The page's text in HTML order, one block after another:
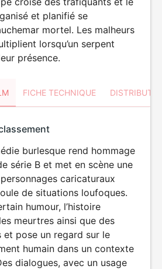
et planifié se
mortel. Les malheurs
lorsqu’un serpent
présence.
FICHE TECHNIQUE
burlesque rend hommage
série B et met en scène une
caricaturaux
de situations loufoques.
humour, l’histoire
meurtres ainsi que des
et pose un regard sur le
humain dans un contexte
dialogues, avec un usage